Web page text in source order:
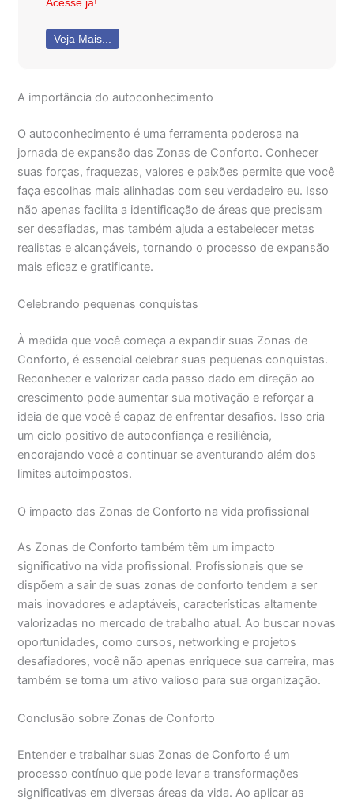
Acesse já!
Veja Mais...
A importância do autoconhecimento
O autoconhecimento é uma ferramenta poderosa na
jornada de expansão das Zonas de Conforto. Conhecer
suas forças, fraquezas, valores e paixões permite que você
faça escolhas mais alinhadas com seu verdadeiro eu. Isso
não apenas facilita a identificação de áreas que precisam
ser desafiadas, mas também ajuda a estabelecer metas
realistas e alcançáveis, tornando o processo de expansão
mais eficaz e gratificante.
Celebrando pequenas conquistas
À medida que você começa a expandir suas Zonas de
Conforto, é essencial celebrar suas pequenas conquistas.
Reconhecer e valorizar cada passo dado em direção ao
crescimento pode aumentar sua motivação e reforçar a
ideia de que você é capaz de enfrentar desafios. Isso cria
um ciclo positivo de autoconfiança e resiliência,
encorajando você a continuar se aventurando além dos
limites autoimpostos.
O impacto das Zonas de Conforto na vida profissional
As Zonas de Conforto também têm um impacto
significativo na vida profissional. Profissionais que se
dispõem a sair de suas zonas de conforto tendem a ser
mais inovadores e adaptáveis, características altamente
valorizadas no mercado de trabalho atual. Ao buscar novas
oportunidades, como cursos, networking e projetos
desafiadores, você não apenas enriquece sua carreira, mas
também se torna um ativo valioso para sua organização.
Conclusão sobre Zonas de Conforto
Entender e trabalhar suas Zonas de Conforto é um
processo contínuo que pode levar a transformações
significativas em diversas áreas da vida. Ao aplicar as